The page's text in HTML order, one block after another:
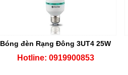
Bóng đèn Rạng Đông 3UT4 25W
Hotline: 0919900853